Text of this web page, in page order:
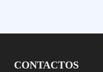
CONTACTOS